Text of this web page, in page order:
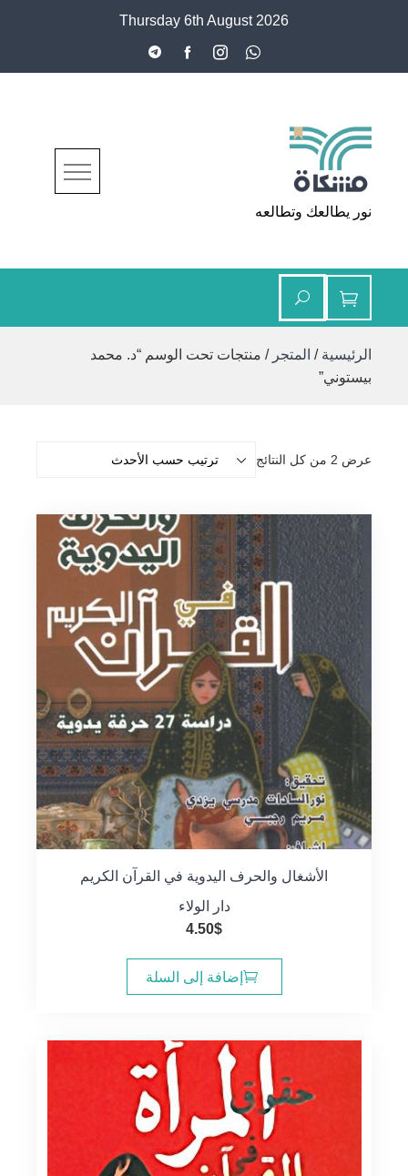
Thursday 6th August 2026
مشكاة
نور يطالعك وتطالعه
الرئيسية / المتجر / منتجات تحت الوسم “د. محمد
بيستوني”
عرض ⁦2⁩ من كل النتائج
تم
الأحدث
الأشغال والحرف اليدوية في القرآن الكريم
دار الولاء
4.50$
إضافة إلى السلة